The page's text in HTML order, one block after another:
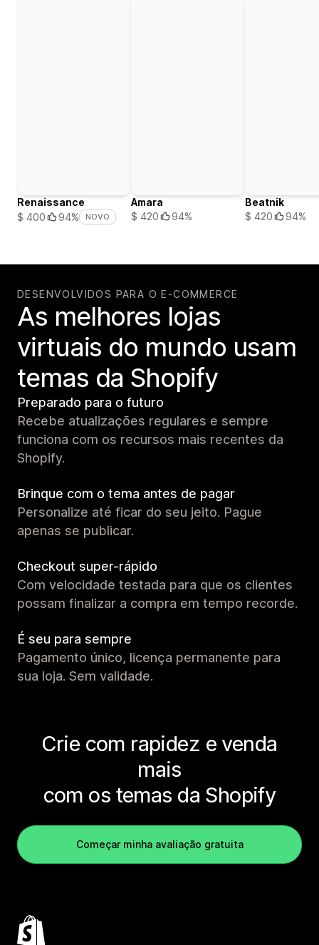
Renaissance
$ 400
94% NOVO
Amara
$ 420
94%
Beatnik
$ 420
94%
DESENVOLVIDOS PARA O E-COMMERCE
As melhores lojas
virtuais do mundo usam
temas da Shopify
Preparado para o futuro
Recebe atualizações regulares e sempre
funciona com os recursos mais recentes da
Shopify.
Brinque com o tema antes de pagar
Personalize até ficar do seu jeito. Pague
apenas se publicar.
Checkout super-rápido
Com velocidade testada para que os clientes
possam finalizar a compra em tempo recorde.
É seu para sempre
Pagamento único, licença permanente para
sua loja. Sem validade.
Crie com rapidez e venda
mais
com os temas da Shopify
Começar minha avaliação gratuita